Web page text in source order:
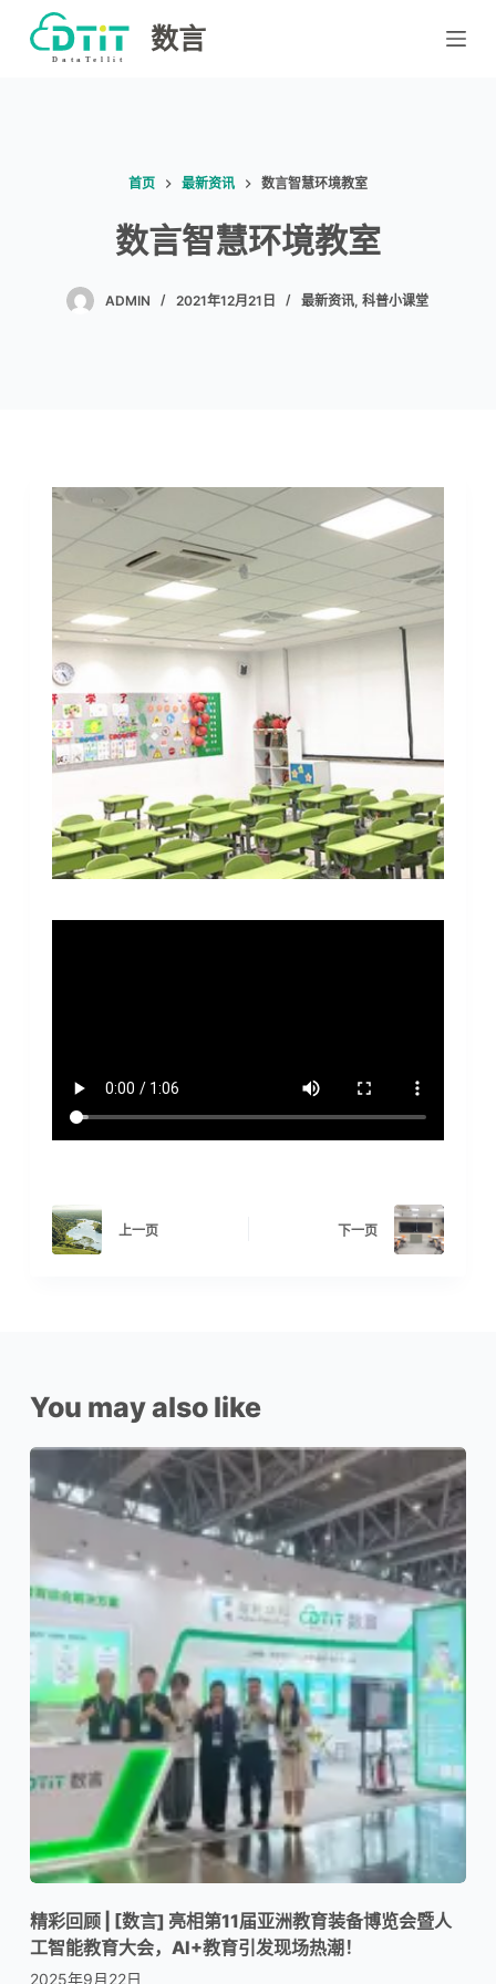
跳
过
数言
首页 最新资讯 数言智慧环境教室
数言智慧环境教室
ADMIN 2021年12月21日 最新资讯,科普小课堂
上一页 下一页
You may also like
精彩回顾 | [数言] 亮相第11届亚洲教育装备博览会暨人
工智能教育大会，AI+教育引发现场热潮！
2025年9月22日